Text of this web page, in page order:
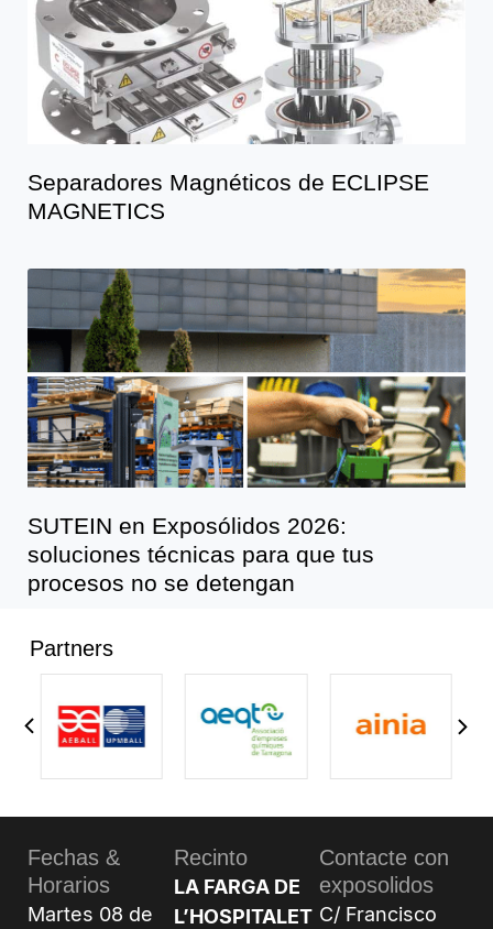
Separadores Magnéticos de ECLIPSE
MAGNETICS
SUTEIN en Exposólidos 2026:
soluciones técnicas para que tus
procesos no se detengan
Partners
Fechas &
Horarios
Martes 08 de
Recinto
LA FARGA DE
L’HOSPITALET
Contacte con
exposolidos
C/ Francisco